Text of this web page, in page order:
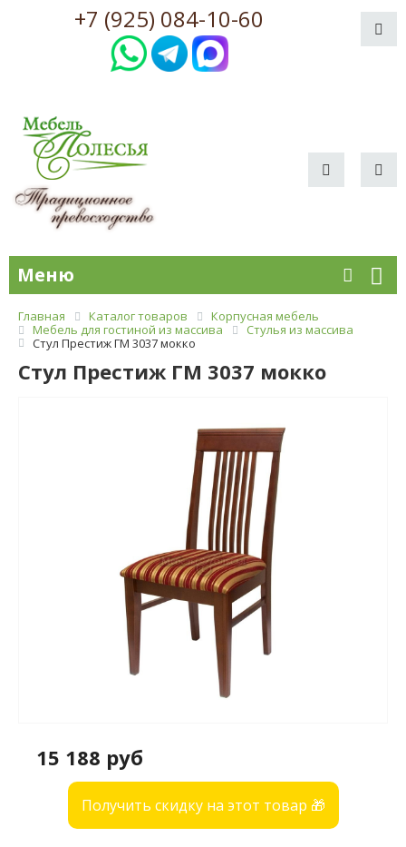
+7 (925) 084-10-60
Меню
Главная Каталог товаров
Корпусная мебель
Мебель для гостиной из массива
Стулья из массива
Стул Престиж ГМ 3037 мокко
Стул Престиж ГМ 3037 мокко
15 188 руб
Получить скидку на этот товар 🎁